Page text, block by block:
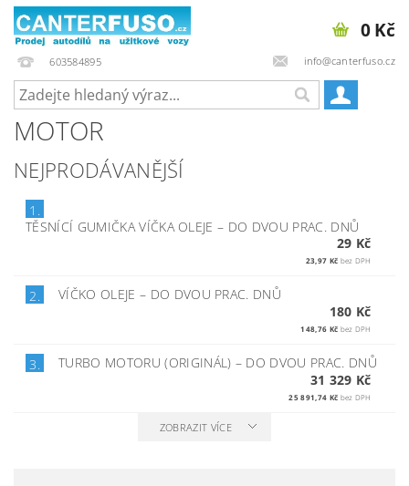
603584895 info@canterfuso.cz
0 Kč
MOTOR
NEJPRODÁVANĚJŠÍ
1.
TĚSNÍCÍ GUMIČKA VÍČKA OLEJE– DO DVOU PRAC. DNŮ
29 Kč
23,97 Kč bez DPH
2. VÍČKO OLEJE – DO DVOU PRAC. DNŮ
180 Kč
148,76 Kč bez DPH
3. TURBO MOTORU (ORIGINÁL) – DO DVOU PRAC. DNŮ
31 329 Kč
25 891,74 Kč bez DPH
ZOBRAZIT VÍCE